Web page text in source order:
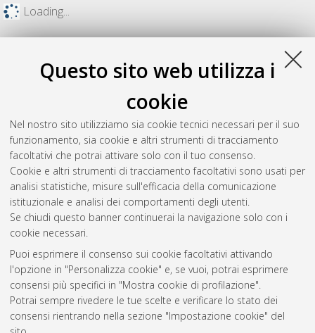
Questo sito web utilizza i
cookie
Nel nostro sito utilizziamo sia cookie tecnici necessari per il suo
funzionamento, sia cookie e altri strumenti di tracciamento
facoltativi che potrai attivare solo con il tuo consenso.
Cookie e altri strumenti di tracciamento facoltativi sono usati per
analisi statistiche, misure sull'efficacia della comunicazione
istituzionale e analisi dei comportamenti degli utenti.
Se chiudi questo banner continuerai la navigazione solo con i
cookie necessari.
Puoi esprimere il consenso sui cookie facoltativi attivando
l'opzione in "Personalizza cookie" e, se vuoi, potrai esprimere
consensi più specifici in "Mostra cookie di profilazione".
Potrai sempre rivedere le tue scelte e verificare lo stato dei
consensi rientrando nella sezione "Impostazione cookie" del
Loading...
Gestione del documento:
Atom
Rss 1.0
Rss 2.0